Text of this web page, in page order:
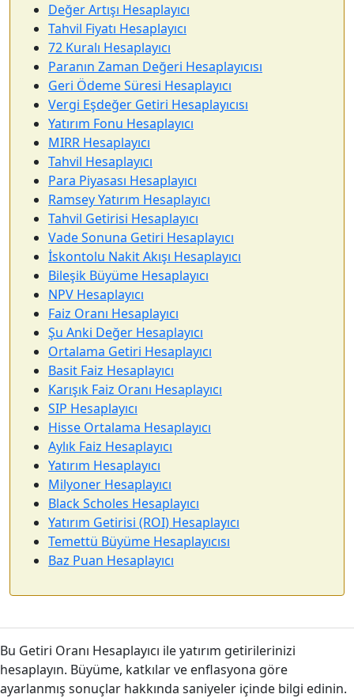
Değer Artışı Hesaplayıcı
Tahvil Fiyatı Hesaplayıcı
72 Kuralı Hesaplayıcı
Paranın Zaman Değeri Hesaplayıcısı
Geri Ödeme Süresi Hesaplayıcı
Vergi Eşdeğer Getiri Hesaplayıcısı
Yatırım Fonu Hesaplayıcı
MIRR Hesaplayıcı
Tahvil Hesaplayıcı
Para Piyasası Hesaplayıcı
Ramsey Yatırım Hesaplayıcı
Tahvil Getirisi Hesaplayıcı
Vade Sonuna Getiri Hesaplayıcı
İskontolu Nakit Akışı Hesaplayıcı
Bileşik Büyüme Hesaplayıcı
NPV Hesaplayıcı
Faiz Oranı Hesaplayıcı
Şu Anki Değer Hesaplayıcı
Ortalama Getiri Hesaplayıcı
Basit Faiz Hesaplayıcı
Karışık Faiz Oranı Hesaplayıcı
SIP Hesaplayıcı
Hisse Ortalama Hesaplayıcı
Aylık Faiz Hesaplayıcı
Yatırım Hesaplayıcı
Milyoner Hesaplayıcı
Black Scholes Hesaplayıcı
Yatırım Getirisi (ROI) Hesaplayıcı
Temettü Büyüme Hesaplayıcısı
Baz Puan Hesaplayıcı
Bu Getiri Oranı Hesaplayıcı ile yatırım getirilerinizi
hesaplayın. Büyüme, katkılar ve enflasyona göre
ayarlanmış sonuçlar hakkında saniyeler içinde bilgi edinin.